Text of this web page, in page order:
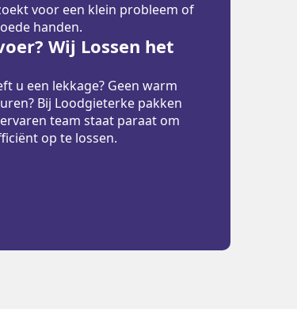
voor een klein probleem of
handen.
Wij Lossen het
u een lekkage? Geen warm
Bij Loodgieterke pakken
team staat paraat om
op te lossen.